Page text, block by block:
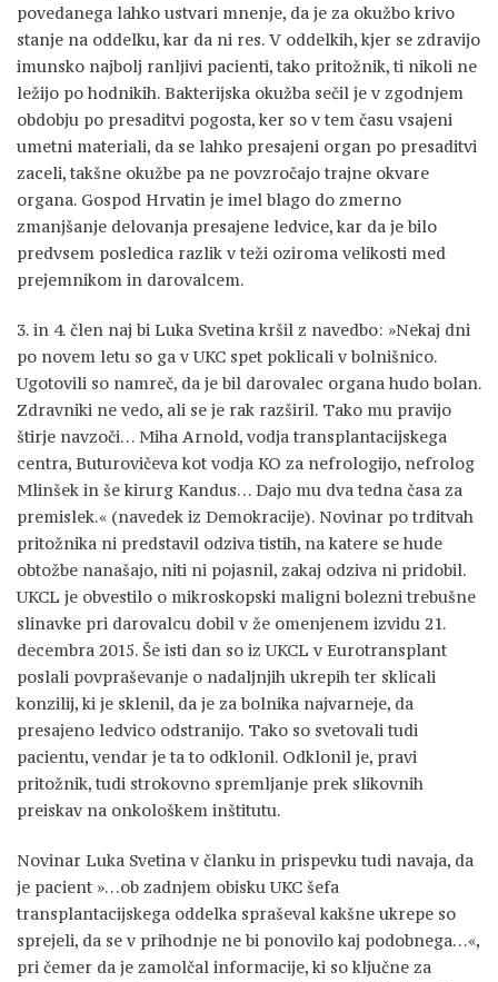
povedanega lahko ustvari mnenje, da je za okužbo krivo
stanje na oddelku, kar da ni res. V oddelkih, kjer se zdravijo
imunsko najbolj ranljivi pacienti, tako pritožnik, ti nikoli ne
ležijo po hodnikih. Bakterijska okužba sečil je v zgodnjem
obdobju po presaditvi pogosta, ker so v tem času vsajeni
umetni materiali, da se lahko presajeni organ po presaditvi
zaceli, takšne okužbe pa ne povzročajo trajne okvare
organa. Gospod Hrvatin je imel blago do zmerno
zmanjšanje delovanja presajene ledvice, kar da je bilo
predvsem posledica razlik v teži oziroma velikosti med
prejemnikom in darovalcem.
3. in 4. člen naj bi Luka Svetina kršil z navedbo: »Nekaj dni
po novem letu so ga v UKC spet poklicali v bolnišnico.
Ugotovili so namreč, da je bil darovalec organa hudo bolan.
Zdravniki ne vedo, ali se je rak razširil. Tako mu pravijo
štirje navzoči… Miha Arnold, vodja transplantacijskega
centra, Buturovičeva kot vodja KO za nefrologijo, nefrolog
Mlinšek in še kirurg Kandus… Dajo mu dva tedna časa za
premislek.« (navedek iz Demokracije). Novinar po trditvah
pritožnika ni predstavil odziva tistih, na katere se hude
obtožbe nanašajo, niti ni pojasnil, zakaj odziva ni pridobil.
UKCL je obvestilo o mikroskopski maligni bolezni trebušne
slinavke pri darovalcu dobil v že omenjenem izvidu 21.
decembra 2015. Še isti dan so iz UKCL v Eurotransplant
poslali povpraševanje o nadaljnjih ukrepih ter sklicali
konzilij, ki je sklenil, da je za bolnika najvarneje, da
presajeno ledvico odstranijo. Tako so svetovali tudi
pacientu, vendar je ta to odklonil. Odklonil je, pravi
pritožnik, tudi strokovno spremljanje prek slikovnih
preiskav na onkološkem inštitutu.
Novinar Luka Svetina v članku in prispevku tudi navaja, da
je pacient »…ob zadnjem obisku UKC šefa
transplantacijskega oddelka spraševal kakšne ukrepe so
sprejeli, da se v prihodnje ne bi ponovilo kaj podobnega…«,
pri čemer da je zamolčal informacije, ki so ključne za